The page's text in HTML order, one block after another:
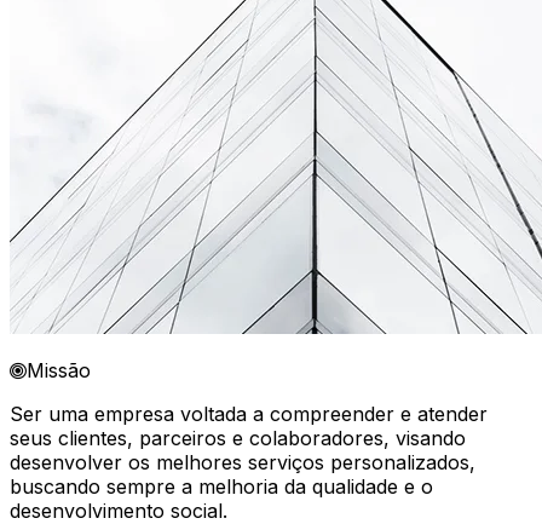
Missão
Ser uma empresa voltada a compreender e atender
seus clientes, parceiros e colaboradores, visando
desenvolver os melhores serviços personalizados,
buscando sempre a melhoria da qualidade e o
desenvolvimento social.